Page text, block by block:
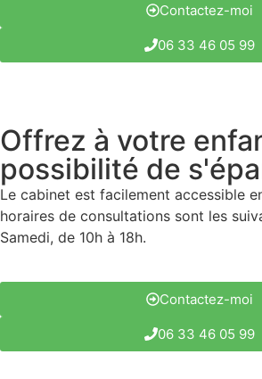
Contactez-moi
06 33 46 05 99
Offrez à votre
possibilité de
Le cabinet est facilement accessible
horaires de consultations sont les
Samedi, de 10h à 18h.
Contactez-moi
06 33 46 05 99